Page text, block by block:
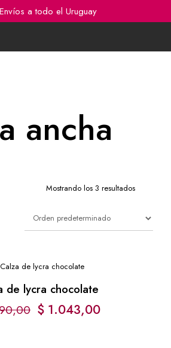
a todo el Uruguay
ancha
Mostrando los 3 resultados
de lycra chocolate
$ 1.043,00